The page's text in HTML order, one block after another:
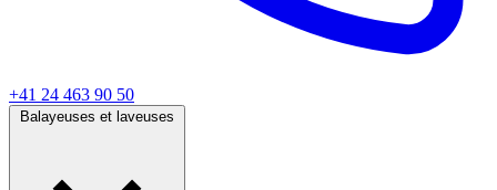
+41 24 463 90 50